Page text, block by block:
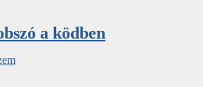
a ködben